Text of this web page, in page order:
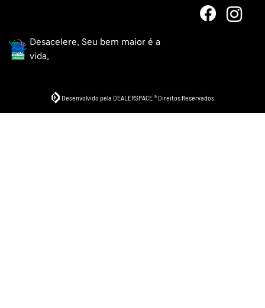
Desacelere. Seu bem maior é a
vida.
Desenvolvido pela DEALERSPACE ® Direitos Reservados.